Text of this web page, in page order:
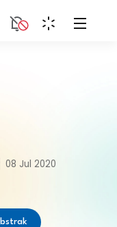
08 Jul 2020